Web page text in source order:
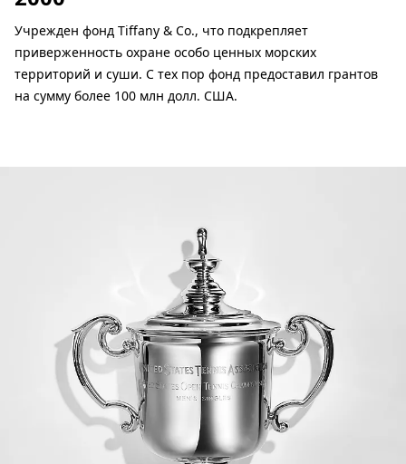
Учрежден фонд Tiffany & Co., что подкрепляет
приверженность охране особо ценных морских
территорий и суши. С тех пор фонд предоставил грантов
на сумму более 100 млн долл. США.